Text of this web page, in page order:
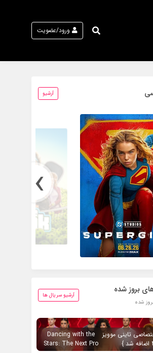
ورود/عضویت
آرشیو
›
بروز شده
شده
آرشیو سریال ها
عوض شد 720 اختصاصی تاینی موویز
Dancing with the
Stars: The Next Pro